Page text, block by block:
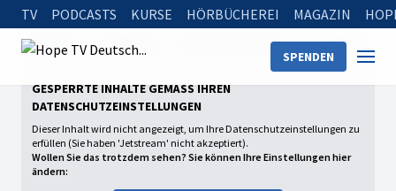
TV PODCASTS KURSE HÖRBÜCHEREI MAGAZIN
SPENDEN
Startseite Das Wort zum Tag 9. Juli 2026
GESPERRTE INHALTE GEMÄSS IHREN D
ATENSCHUTZEINSTELLUNGEN
Dieser Inhalt wird nicht angezeigt, um Ihre Datenschutzeinstellungen zu
erfüllen (Sie haben 'Jetstream' nicht akzeptiert).
Wollen Sie das trotzdem sehen? Sie können Ihre Einstellungen hier
ändern: